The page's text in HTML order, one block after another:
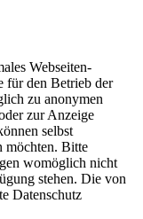
Webseiten-
für den Betrieb der
zu anonymen
zur Anzeige
selbst
möchten. Bitte
womöglich nicht
stehen. Die von
Datenschutz